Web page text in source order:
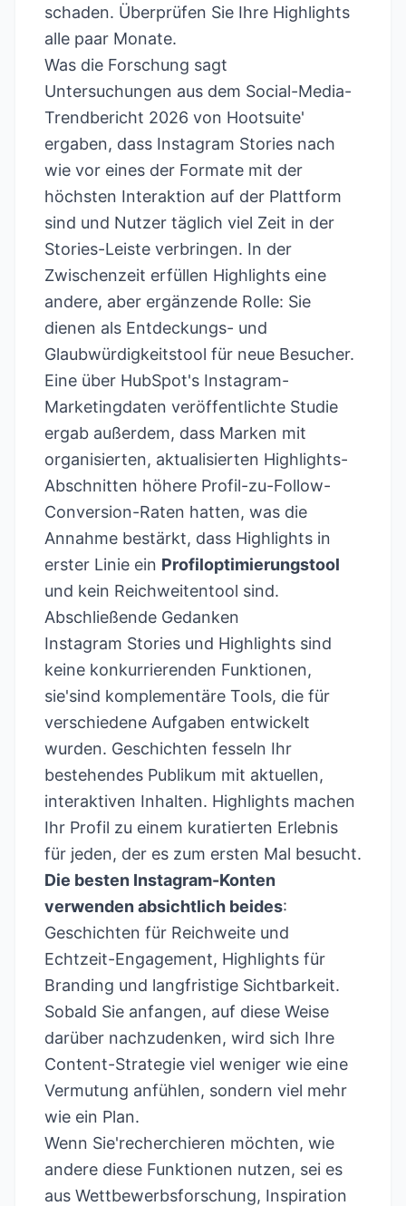
schaden. Überprüfen Sie Ihre Highlights
alle paar Monate.
Was die Forschung sagt
Untersuchungen aus dem Social-Media-
Trendbericht 2026 von Hootsuite'
ergaben, dass Instagram Stories nach
wie vor eines der Formate mit der
höchsten Interaktion auf der Plattform
sind und Nutzer täglich viel Zeit in der
Stories-Leiste verbringen. In der
Zwischenzeit erfüllen Highlights eine
andere, aber ergänzende Rolle: Sie
dienen als Entdeckungs- und
Glaubwürdigkeitstool für neue Besucher.
Eine über HubSpot's Instagram-
Marketingdaten veröffentlichte Studie
ergab außerdem, dass Marken mit
organisierten, aktualisierten Highlights-
Abschnitten höhere Profil-zu-Follow-
Conversion-Raten hatten, was die
Annahme bestärkt, dass Highlights in
erster Linie ein Profiloptimierungstool
und kein Reichweitentool sind.
Abschließende Gedanken
Instagram Stories und Highlights sind
keine konkurrierenden Funktionen,
sie'sind komplementäre Tools, die für
verschiedene Aufgaben entwickelt
wurden. Geschichten fesseln Ihr
bestehendes Publikum mit aktuellen,
interaktiven Inhalten. Highlights machen
Ihr Profil zu einem kuratierten Erlebnis
für jeden, der es zum ersten Mal besucht.
Die besten Instagram-Konten
verwenden absichtlich beides:
Geschichten für Reichweite und
Echtzeit-Engagement, Highlights für
Branding und langfristige Sichtbarkeit.
Sobald Sie anfangen, auf diese Weise
darüber nachzudenken, wird sich Ihre
Content-Strategie viel weniger wie eine
Vermutung anfühlen, sondern viel mehr
wie ein Plan.
Wenn Sie'recherchieren möchten, wie
andere diese Funktionen nutzen, sei es
aus Wettbewerbsforschung, Inspiration